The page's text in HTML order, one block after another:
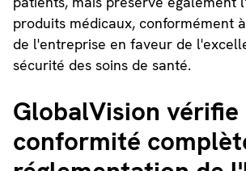
produits médicaux, conformément
de l'entreprise en faveur de
sécurité des soins de santé.
GlobalVision vérifie
conformité